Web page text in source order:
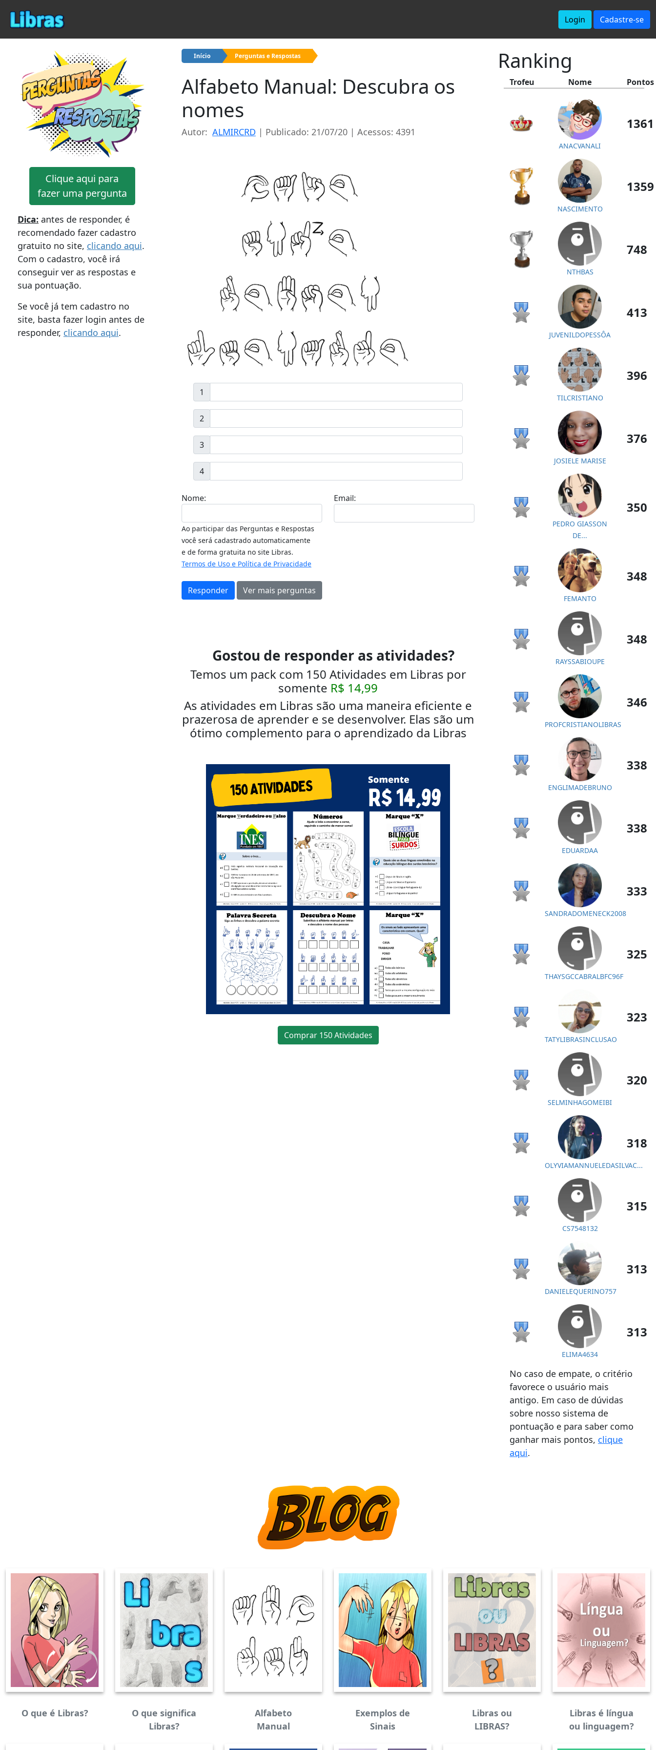
Login Cadastre-se
Clique aqui para
fazer uma pergunta
Dica: antes de responder, é
recomendado fazer cadastro
gratuito no site, clicando aqui.
Com o cadastro, você irá
conseguir ver as respostas e
sua pontuação.
Se você já tem cadastro no
site, basta fazer login antes de
responder, clicando aqui.
Início Perguntas e Respostas
Alfabeto Manual: Descubra os
nomes
Autor: ALMIRCRD | Publicado: 21/07/20 | Acessos: 4391
1
2
3
4
Nome: Email:
Ao participar das Perguntas e Respostas
você será cadastrado automaticamente
e de forma gratuita no site Libras.
Termos de Uso e Política de Privacidade
Responder Ver mais perguntas
Gostou de responder as atividades?
Temos um pack com 150 Atividades em Libras por
somente R$ 14,99
As atividades em Libras são uma maneira eficiente e
prazerosa de aprender e se desenvolver. Elas são um
ótimo complemento para o aprendizado da Libras
Comprar 150 Atividades
Ranking
Trofeu Nome Pontos
ANACVANALI
1361
NASCIMENTO
1359
NTHBAS
748
JUVENILDOPESSÔA
413
TILCRISTIANO
396
JOSIELE MARISE
376
PEDRO GIASSON
DE...
350
FEMANTO
348
RAYSSABIOUPE
348
PROFCRISTIANOLIBRAS
346
ENGLIMADEBRUNO
338
EDUARDAA
338
SANDRADOMENECK2008
333
THAYSGCCABRALBFC96F
325
TATYLIBRASINCLUSAO
323
SELMINHAGOMEIBI
320
OLYVIAMANNUELEDASILVAC...
318
CS7548132
315
DANIELEQUERINO757
313
ELIMA4634
313
No caso de empate, o critério
favorece o usuário mais
antigo. Em caso de dúvidas
sobre nosso sistema de
pontuação e para saber como
ganhar mais pontos, clique
aqui.
O que é Libras?
O que significa
Libras?
Alfabeto
Manual
Exemplos de
Sinais
Libras ou
LIBRAS?
Libras é língua
ou linguagem?